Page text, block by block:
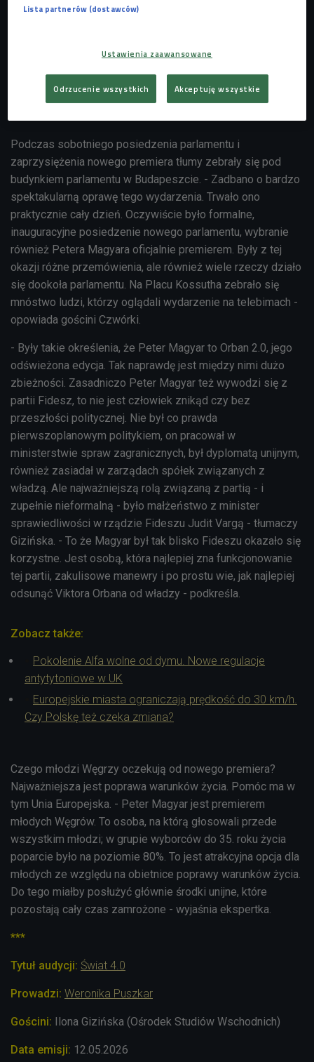
Viktor Orban i jego partia Fidesz - mówi Ilona Gizińska. - W
porównań do atmosfery z tamtych lat - dodaje.
Posłuchaj audycji "Świat 4.0" z Iloną Gizińską
Podczas sobotniego posiedzenia parlamentu i
zaprzysiężenia nowego premiera tłumy zebrały się pod
budynkiem parlamentu w Budapeszcie. - Zadbano o bardzo
spektakularną oprawę tego wydarzenia. Trwało ono
praktycznie cały dzień. Oczywiście było formalne,
inauguracyjne posiedzenie nowego parlamentu, wybranie
również Petera Magyara oficjalnie premierem. Były z tej
okazji różne przemówienia, ale również wiele rzeczy działo
się dookoła parlamentu. Na Placu Kossutha zebrało się
mnóstwo ludzi, którzy oglądali wydarzenie na telebimach -
opowiada gościni Czwórki.
- Były takie określenia, że Peter Magyar to Orban 2.0, jego
odświeżona edycja. Tak naprawdę jest między nimi dużo
zbieżności. Zasadniczo Peter Magyar też wywodzi się z
partii Fidesz, to nie jest człowiek znikąd czy bez
przeszłości politycznej. Nie był co prawda
pierwszoplanowym politykiem, on pracował w
ministerstwie spraw zagranicznych, był dyplomatą unijnym,
również zasiadał w zarządach spółek związanych z
władzą. Ale najważniejszą rolą związaną z partią - i
zupełnie nieformalną - było małżeństwo z minister
sprawiedliwości w rządzie Fideszu Judit Vargą - tłumaczy
Gizińska. - To że Magyar był tak blisko Fideszu okazało się
korzystne. Jest osobą, która najlepiej zna funkcjonowanie
tej partii, zakulisowe manewry i po prostu wie, jak najlepiej
odsunąć Viktora Orbana od władzy - podkreśla.
Zobacz także:
Pokolenie Alfa wolne od dymu. Nowe regulacje
antytytoniowe w UK
Europejskie miasta ograniczają prędkość do 30 km/h.
Czy Polskę też czeka zmiana?
Czego młodzi Węgrzy oczekują od nowego premiera?
Najważniejsza jest poprawa warunków życia. Pomóc ma w
tym Unia Europejska. - Peter Magyar jest premierem
młodych Węgrów. To osoba, na którą głosowali przede
wszystkim młodzi; w grupie wyborców do 35. roku życia
poparcie było na poziomie 80%. To jest atrakcyjna opcja dla
młodych ze względu na obietnice poprawy warunków życia.
Do tego miałby posłużyć głównie środki unijne, które
pozostają cały czas zamrożone - wyjaśnia ekspertka.
***
Tytuł audycji: Świat 4.0
Prowadzi: Weronika Puszkar
Gościni: Ilona Gizińska (Ośrodek Studiów Wschodnich)
Data emisji: 12.05.2026
Lista partnerów (dostawców)
Ustawienia zaawansowane
Odrzucenie wszystkich Akceptuję wszystkie